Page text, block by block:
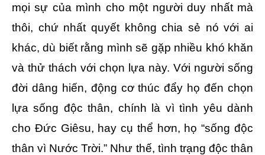
mọi sự của mình cho một người duy nhất mà
thôi, chứ nhất quyết không chia sẻ nó với ai
khác, dù biết rằng mình sẽ gặp nhiều khó khăn
và thử thách với chọn lựa này. Với người sống
đời dâng hiến, động cơ thúc đẩy họ đến chọn
lựa sống độc thân, chính là vì tình yêu dành
cho Đức Giêsu, hay cụ thể hơn, họ “sống độc
thân vì Nước Trời.” Như thế, tình trạng độc thân